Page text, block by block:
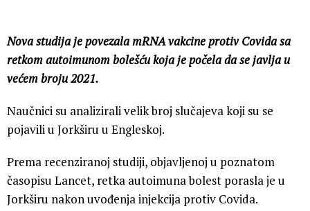
Nova studija je povezala mRNA vakcine protiv Covida sa
retkom autoimunom bolešću koja je počela da se javlja u
većem broju 2021.
Naučnici su analizirali velik broj slučajeva koji su se
pojavili u Jorkširu u Engleskoj.
Prema recenziranoj studiji, objavljenoj u poznatom
časopisu Lancet, retka autoimuna bolest porasla je u
Jorkširu nakon uvođenja injekcija protiv Covida.